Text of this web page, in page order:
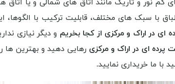
نور و تاریک مانند اتاق های شمالی و یا اتاق
با سبک های مختلف، قابلیت ترکیب با الگوها،
در اراک و مرکزی از کجا بخریم و دیگر نیازی
پرده ای در اراک و مرکزی رهایی دهید و بهترین ها
با ما خریداری نمایید.